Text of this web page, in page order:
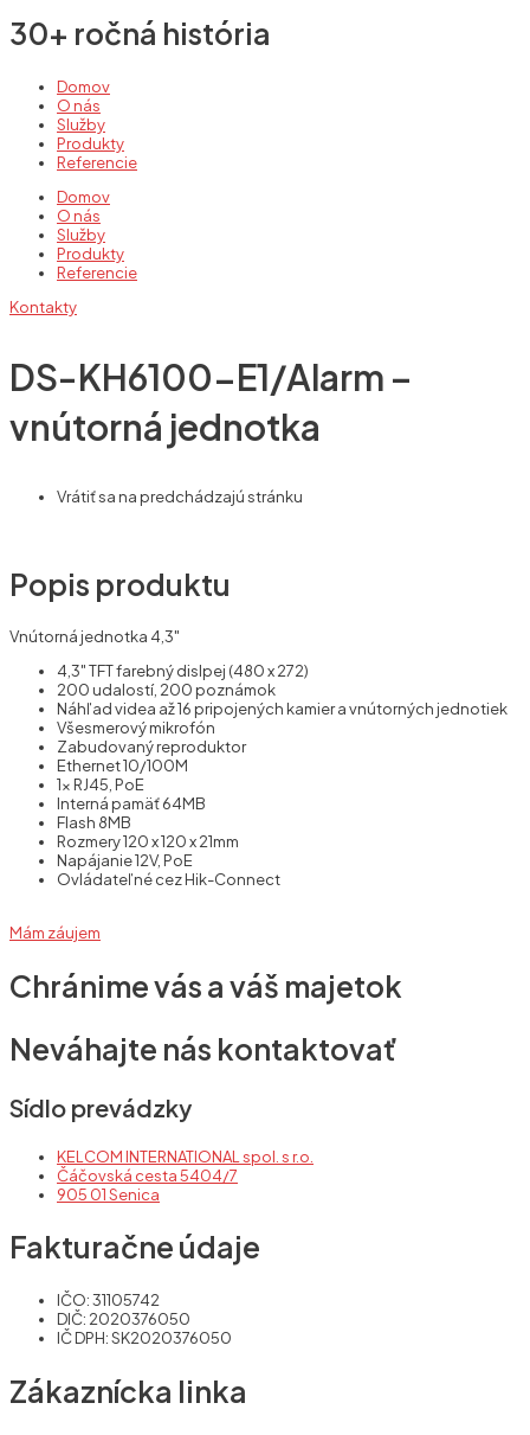
30+ ročná história
Domov
O nás
Služby
Produkty
Referencie
Domov
O nás
Služby
Produkty
Referencie
Kontakty
DS-KH6100-E1/Alarm –
vnútorná jednotka
Vrátiť sa na predchádzajú stránku
Popis produktu
Vnútorná jednotka 4,3"
4,3" TFT farebný dislpej (480 x 272)
200 udalostí, 200 poznámok
Náhľad videa až 16 pripojených kamier a vnútorných jednotiek
Všesmerový mikrofón
Zabudovaný reproduktor
Ethernet 10/100M
1x RJ45, PoE
Interná pamäť 64MB
Flash 8MB
Rozmery 120 x 120 x 21mm
Napájanie 12V, PoE
Ovládateľné cez Hik-Connect
Mám záujem
Chránime vás a váš majetok
Neváhajte nás kontaktovať
Sídlo prevádzky
KELCOM INTERNATIONAL spol. s r.o.
Čáčovská cesta 5404/7
905 01 Senica
Fakturačne údaje
IČO: 31105742
DIČ: 2020376050
IČ DPH: SK2020376050
Zákaznícka linka